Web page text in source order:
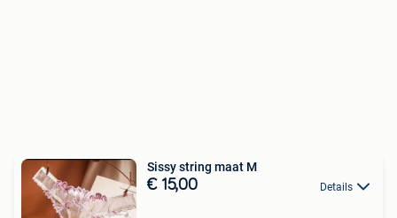
Sissy string maat M
€ 15,00 Details